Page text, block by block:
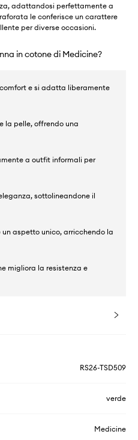
adattandosi perfettamente a
le conferisce un carattere
per diverse occasioni.
in cotone di Medicine?
e si adatta liberamente
la pelle, offrendo una
a outfit informali per
sottolineandone il
un aspetto unico, arricchendo la
migliora la resistenza e
RS26-TSD509
verde
Medicine